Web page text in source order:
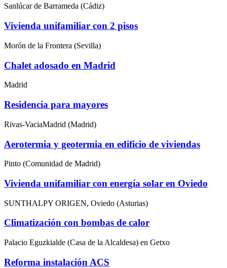
Sanlúcar de Barrameda (Cádiz)
Vivienda unifamiliar con 2 pisos
Morón de la Frontera (Sevilla)
Chalet adosado en Madrid
Madrid
Residencia para mayores
Rivas-VaciaMadrid (Madrid)
Aerotermia y geotermia en edificio de viviendas
Pinto (Comunidad de Madrid)
Vivienda unifamiliar con energía solar en Oviedo
SUNTHALPY ORIGEN, Oviedo (Asturias)
Climatización con bombas de calor
Palacio Eguzkialde (Casa de la Alcaldesa) en Getxo
Reforma instalación ACS